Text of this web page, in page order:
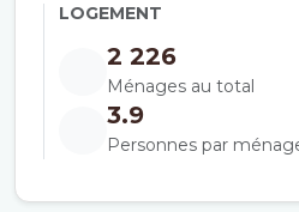
LOGEMENT
2 226
Ménages au total
3.9
Personnes par